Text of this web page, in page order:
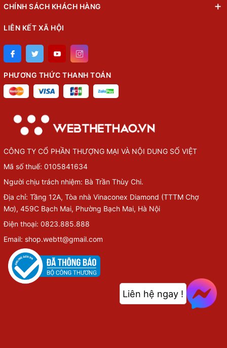
CHÍNH SÁCH KHÁCH HÀNG
LIÊN KẾT XÃ HỘI
PHƯƠNG THỨC THANH TOÁN
CÔNG TY CỔ PHẦN THƯỢNG MẠI VÀ NỘI DUNG SỐ VIỆT
Mã số thuế: 0105841634
Người chịu trách nhiệm: Bà Trần Thùy Chi.
Địa chỉ: Tầng 12A, Tòa nhà Vinaconex Diamond (TTTM Chợ
Mơ), 459C Bạch Mai, Phường Bạch Mai, Hà Nội
Điện thoại: 0823.885.888
Email: shop.webtt@gmail.com
Liên hệ ngay !